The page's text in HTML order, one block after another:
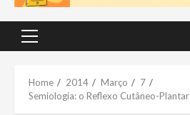
Primary
Home 2014 Março
7
Semiologia: o Reflexo Cutâneo-Plantar